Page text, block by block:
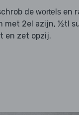
de wortels en
met 2el azijn, ½tl
en zet opzij.